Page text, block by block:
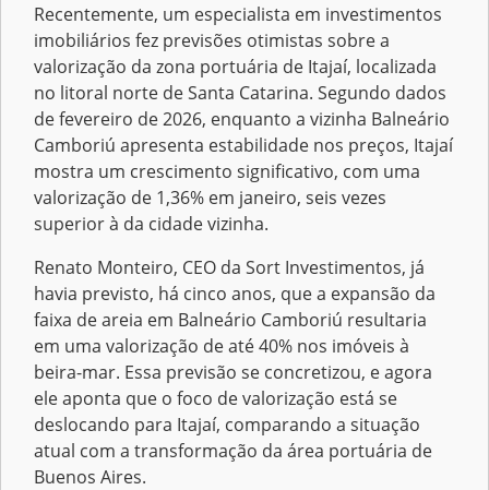
Recentemente, um especialista em investimentos
imobiliários fez previsões otimistas sobre a
valorização da zona portuária de Itajaí, localizada
no litoral norte de Santa Catarina. Segundo dados
de fevereiro de 2026, enquanto a vizinha Balneário
Camboriú apresenta estabilidade nos preços, Itajaí
mostra um crescimento significativo, com uma
valorização de 1,36% em janeiro, seis vezes
superior à da cidade vizinha.
Renato Monteiro, CEO da Sort Investimentos, já
havia previsto, há cinco anos, que a expansão da
faixa de areia em Balneário Camboriú resultaria
em uma valorização de até 40% nos imóveis à
beira-mar. Essa previsão se concretizou, e agora
ele aponta que o foco de valorização está se
deslocando para Itajaí, comparando a situação
atual com a transformação da área portuária de
Buenos Aires.